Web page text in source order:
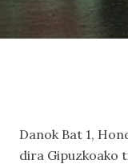
Danok Bat 1,
dira Gipuzkoako